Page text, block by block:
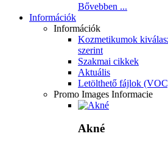
Bővebben ...
Információk
Információk
Kozmetikumok
szerint
Szakmai cikkek
Aktuális
Letölthető fájlok
Promo Images Informacie
Akné